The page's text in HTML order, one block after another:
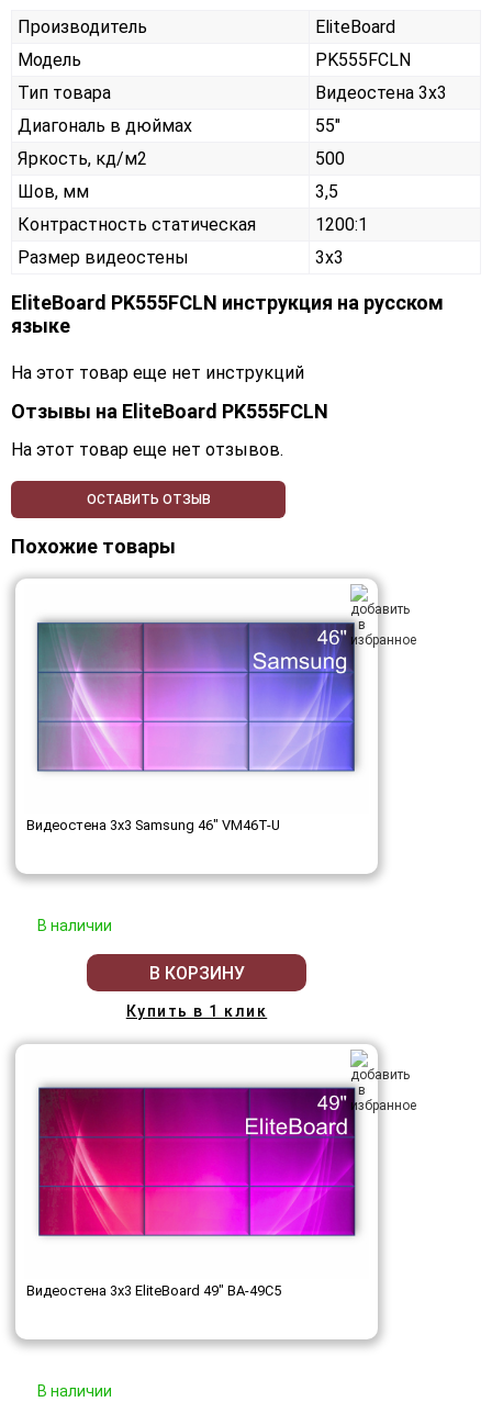
Производитель
EliteBoard
Модель
PK555FCLN
Тип товара
Видеостена 3х3
Диагональ в дюймах
55"
Яркость, кд/м2
500
Шов, мм
3,5
Контрастность статическая
1200:1
Размер видеостены
3x3
EliteBoard PK555FCLN инструкция на русском
языке
На этот товар еще нет инструкций
Отзывы на EliteBoard PK555FCLN
На этот товар еще нет отзывов.
ОСТАВИТЬ ОТЗЫВ
Похожие товары
Видеостена 3x3 Samsung 46" VM46T-U
В наличии
В КОРЗИНУ
Купить в 1 клик
Видеостена 3x3 EliteBoard 49" BA-49C5
В наличии